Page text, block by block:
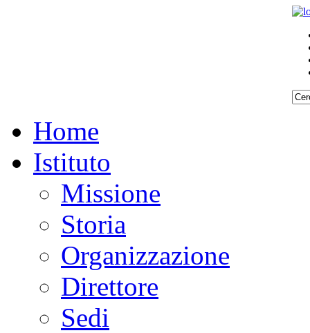
Home
Istituto
Missione
Storia
Organizzazione
Direttore
Sedi